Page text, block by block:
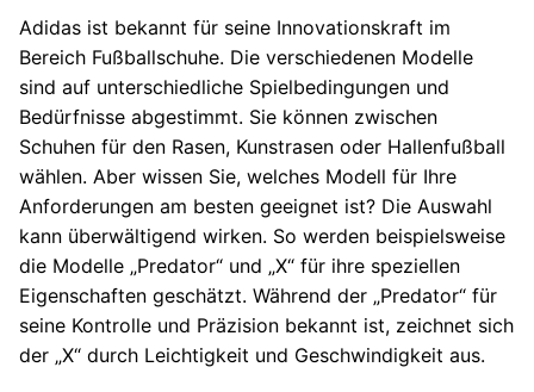
Adidas ist bekannt für seine Innovationskraft im
Bereich Fußballschuhe. Die verschiedenen Modelle
sind auf unterschiedliche Spielbedingungen und
Bedürfnisse abgestimmt. Sie können zwischen
Schuhen für den Rasen, Kunstrasen oder Hallenfußball
wählen. Aber wissen Sie, welches Modell für Ihre
Anforderungen am besten geeignet ist? Die Auswahl
kann überwältigend wirken. So werden beispielsweise
die Modelle „Predator“ und „X“ für ihre speziellen
Eigenschaften geschätzt. Während der „Predator“ für
seine Kontrolle und Präzision bekannt ist, zeichnet sich
der „X“ durch Leichtigkeit und Geschwindigkeit aus.